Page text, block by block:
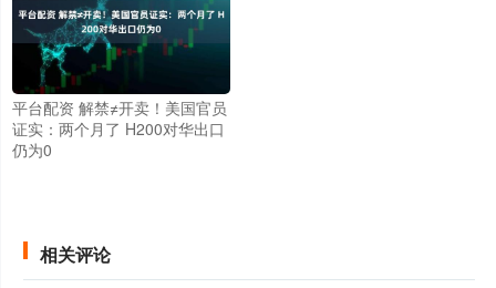
平台配资 解禁≠开卖！美国官员
证实：两个月了 H200对华出口
仍为0
相关评论